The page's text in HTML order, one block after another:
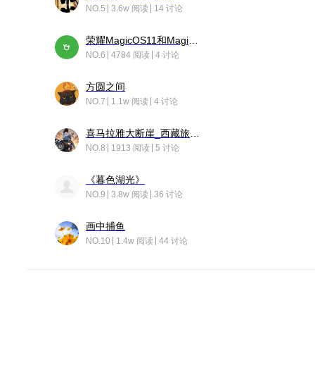
NO.5 3.6w 阅读 14 讨论
NO.6 4784 阅读 4 讨论
方圆之间
NO.7 1.1w 阅读 4 讨论
NO.8 1913 阅读 5 讨论
《暮色湖光》
NO.9 3.8w 阅读 36 讨论
画中捕鱼
NO.10 1.4w 阅读 44 讨论